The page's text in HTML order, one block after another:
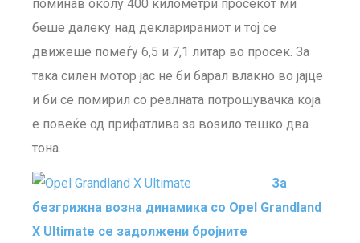
поминав околу 400 километри просекот ми
беше далеку над декларираниот и тој се
движеше помеѓу 6,5 и 7,1 литар во просек. За
така силен мотор јас не би барал влакно во јајце
и би се помирил со реалната потрошувачка која
е повеќе од прифатлива за возило тешко два
тона.
За
безгрижна возна динамика со Opel Grandland
X Ultimate се задолжени бројните